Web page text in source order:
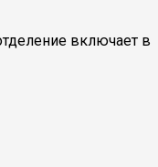
включает в